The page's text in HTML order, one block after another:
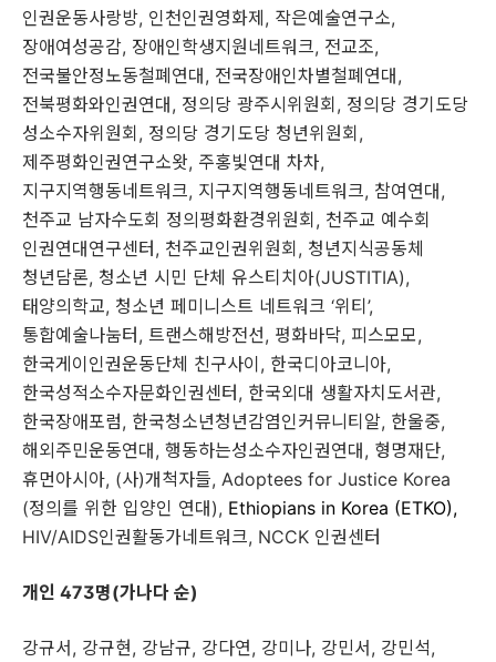
인권운동사랑방, 인천인권영화제 , 작은예술연구소,
장애여성공감, 장애인학생지원네트워크, 전교조,
전국불안정노동철폐연대 , 전국장애인차별철폐연대 ,
전북평화와인권연대 , 정의당 광주시위원회 , 정의당 경기도당
성소수자위원회 , 정의당 경기도당 청년위원회 ,
제주평화인권연구소왓, 주홍빛연대 차차,
지구지역행동네트워크, 지구지역행동네트워크, 참여연대 ,
천주교 남자수도회 정의평화환경위원회 , 천주교 예수회
인권연대연구센터 , 천주교인권위원회 , 청년지식공동체
청년담론, 청소년 시민 단체 유스티치아(JUSTITIA),
태양의학교, 청소년 페미니스트 네트워크 ‘위티 ’,
통합예술나눔터 , 트랜스해방전선, 평화바닥, 피스모모,
한국게이인권운동단체 친구사이 , 한국디아코니아,
한국성적소수자문화인권센터 , 한국외대 생활자치도서관,
한국장애포럼, 한국청소년청년감염인커뮤니티알, 한울중,
해외주민운동연대 , 행동하는성소수자인권연대 , 형명재단,
휴먼아시아, (사)개척자들, Adoptees for Justice Korea
(정의를 위한 입양인 연대 ), Ethiopians in Korea (ETKO),
HIV/AIDS인권활동가네트워크, NCCK 인권센터
개인 473명(가나다 순)
강규서 , 강규현, 강남규, 강다연, 강미나, 강민서 , 강민석,